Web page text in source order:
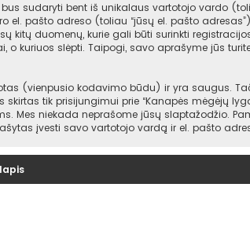
sudaryti bent iš unikalaus vartotojo vardo
el. pašto adreso (toliau “jūsų el. pašto
kitų duomenų, kurie gali būti surinkti
o kuriuos slėpti. Taipogi, savo aprašyme jūs
(vienpusio kodavimo būdu) ir yra saugus.
tik prisijungimui prie “Kanapės mėgėjų
Mes niekada neprašome jūsų slaptažodžio.
įvesti savo vartotojo vardą ir el. pašto